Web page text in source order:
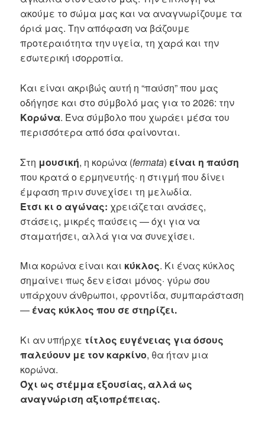
ακούμε το σώμα μας και να αναγνωρίζουμε τα
όριά μας. Την απόφαση να βάζουμε
προτεραιότητα την υγεία, τη χαρά και την
εσωτερική ισορροπία.
Και είναι ακριβώς αυτή η “παύση” που μας
οδήγησε και στο σύμβολό μας για το 2026: την
Κορώνα. Ένα σύμβολο που χωράει μέσα του
περισσότερα από όσα φαίνονται.
Στη μουσική, η κορώνα (fermata) είναι η παύση
που κρατά ο ερμηνευτής· η στιγμή που δίνει
έμφαση πριν συνεχίσει τη μελωδία.
Έτσι κι ο αγώνας: χρειάζεται ανάσες,
στάσεις, μικρές παύσεις — όχι για να
σταματήσει, αλλά για να συνεχίσει.
Μια κορώνα είναι και κύκλος. Κι ένας κύκλος
σημαίνει πως δεν είσαι μόνος· γύρω σου
υπάρχουν άνθρωποι, φροντίδα, συμπαράσταση
— ένας κύκλος που σε στηρίζει.
Κι αν υπήρχε τίτλος ευγένειας για όσους
παλεύουν με τον καρκίνο, θα ήταν μια
κορώνα.
Όχι ως στέμμα εξουσίας, αλλά ως
αναγνώριση αξιοπρέπειας.